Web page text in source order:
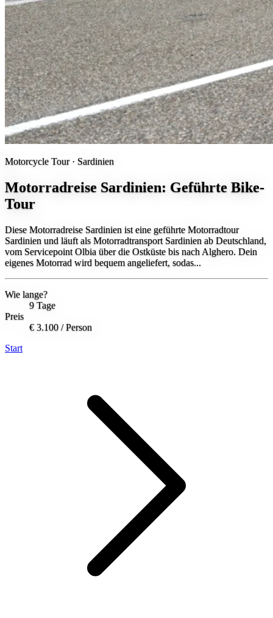
Motorcycle Tour · Sardinien
Motorradreise Sardinien: Geführte Bike-
Tour
Diese Motorradreise Sardinien ist eine geführte Motorradtour
Sardinien und läuft als Motorradtransport Sardinien ab Deutschland,
vom Servicepoint Olbia über die Ostküste bis nach Alghero. Dein
eigenes Motorrad wird bequem angeliefert, sodas...
Wie lange?
9 Tage
Preis
€ 3.100 / Person
Start